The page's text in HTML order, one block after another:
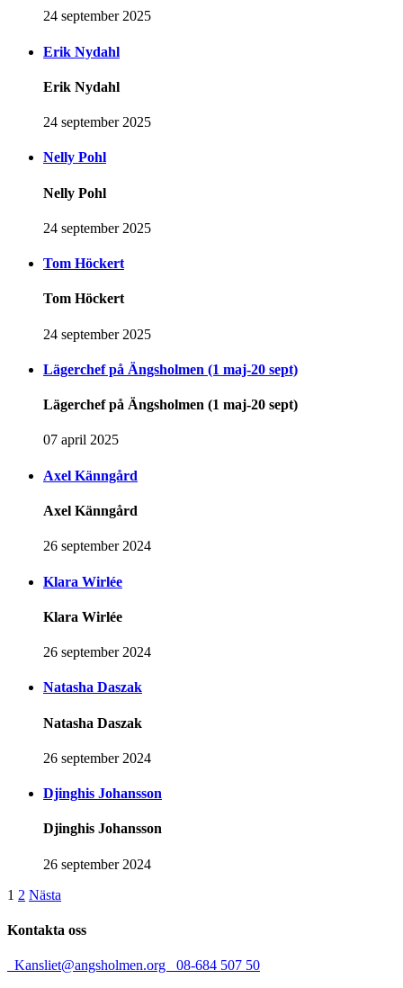
24 september 2025
Erik Nydahl
Erik Nydahl
24 september 2025
Nelly Pohl
Nelly Pohl
24 september 2025
Tom Höckert
Tom Höckert
24 september 2025
Lägerchef på Ängsholmen (1 maj-20 sept)
Lägerchef på Ängsholmen (1 maj-20 sept)
07 april 2025
Axel Känngård
Axel Känngård
26 september 2024
Klara Wirlée
Klara Wirlée
26 september 2024
Natasha Daszak
Natasha Daszak
26 september 2024
Djinghis Johansson
Djinghis Johansson
26 september 2024
Sidnumrering
för
1 2 Nästa
Kontakta oss
Kansliet@angsholmen.org 08-684 507 50